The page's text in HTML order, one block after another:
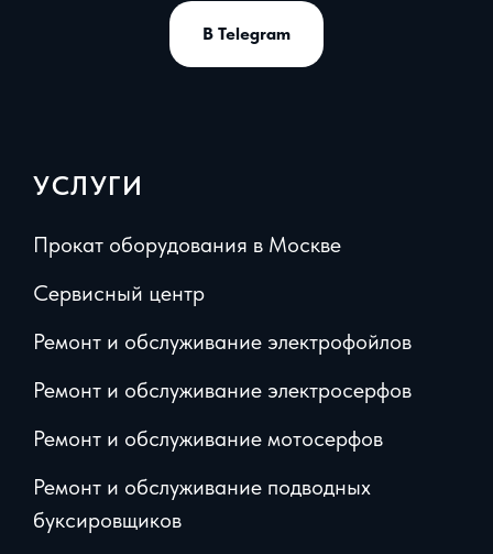
В Telegram
УСЛУГИ
Прокат оборудования в Москве
Сервисный центр
Ремонт и обслуживание электрофойлов
Ремонт и обслуживание электросерфов
Ремонт и обслуживание мотосерфов
Ремонт и обслуживание подводных
буксировщиков